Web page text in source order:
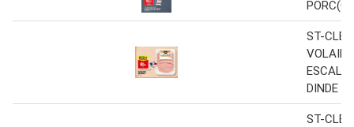
PORC(C)
ST-
DINDE
ST-